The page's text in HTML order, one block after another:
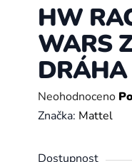
HW
WARS
DRÁHA
Průměrné
hodnocení
je
Neohodnoceno
Značka: Mattel
Dostupnost